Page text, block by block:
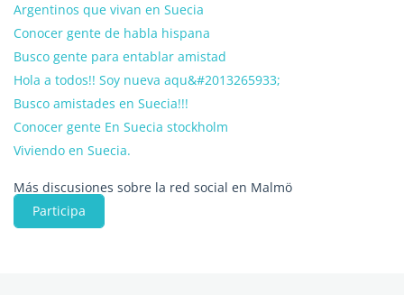
Argentinos que vivan en Suecia
Conocer gente de habla hispana
Busco gente para entablar amistad
Hola a todos!! Soy nueva aqu&#2013265933;
Busco amistades en Suecia!!!
Conocer gente En Suecia stockholm
Viviendo en Suecia.
Más discusiones sobre la red social en Malmö
Participa